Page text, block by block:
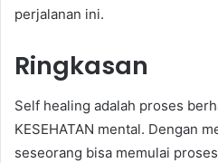
perjalanan ini.
Ringkasan
Self healing adalah proses
KESEHATAN mental. Dengan
seseorang bisa memulai